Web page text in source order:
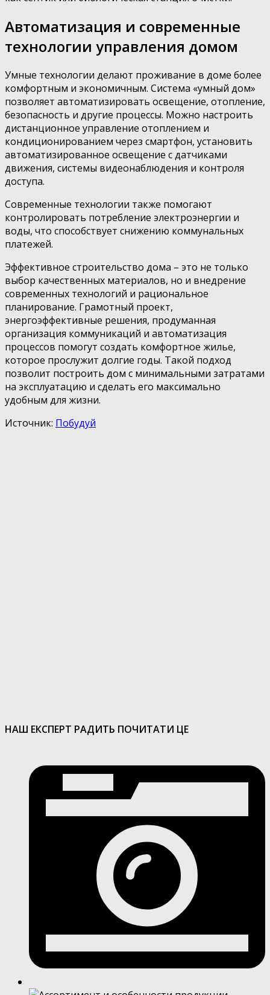
Автоматизация и современные
технологии управления домом
Умные технологии делают проживание в доме более
комфортным и экономичным. Система «умный дом»
позволяет автоматизировать освещение, отопление,
безопасность и другие процессы. Можно настроить
дистанционное управление отоплением и
кондиционированием через смартфон, установить
автоматизированное освещение с датчиками
движения, системы видеонаблюдения и контроля
доступа.
Современные технологии также помогают
контролировать потребление электроэнергии и
воды, что способствует снижению коммунальных
платежей.
Эффективное строительство дома – это не только
выбор качественных материалов, но и внедрение
современных технологий и рациональное
планирование. Грамотный проект,
энергоэффективные решения, продуманная
организация коммуникаций и автоматизация
процессов помогут создать комфортное жилье,
которое прослужит долгие годы. Такой подход
позволит построить дом с минимальными затратами
на эксплуатацию и сделать его максимально
удобным для жизни.
Источник: Побудуй
НАШ ЕКСПЕРТ РАДИТЬ ПОЧИТАТИ ЦЕ